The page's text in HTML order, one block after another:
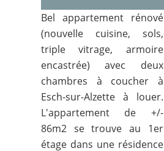
Bel appartement rénové
(nouvelle cuisine, sols,
triple vitrage, armoire
encastrée) avec deux
chambres à coucher à
Esch-sur-Alzette à louer.
L'appartement de +/-
86m2 se trouve au 1er
étage dans une résidence